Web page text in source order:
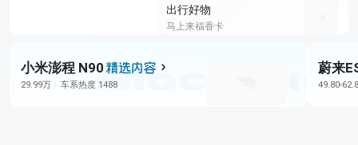
出行好物
马上来福香卡
小米澎程 N90
29.99万 车系热度 1488
蔚来
49.80-